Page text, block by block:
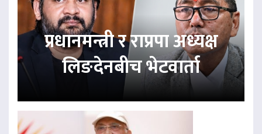
प्रधानमन्त्री र राप्रपा अध्यक्ष
लिङदेनबीच भेटवार्ता